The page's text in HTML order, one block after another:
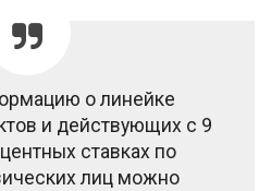
о линейке
и действующих с 9
ставках по
лиц можно